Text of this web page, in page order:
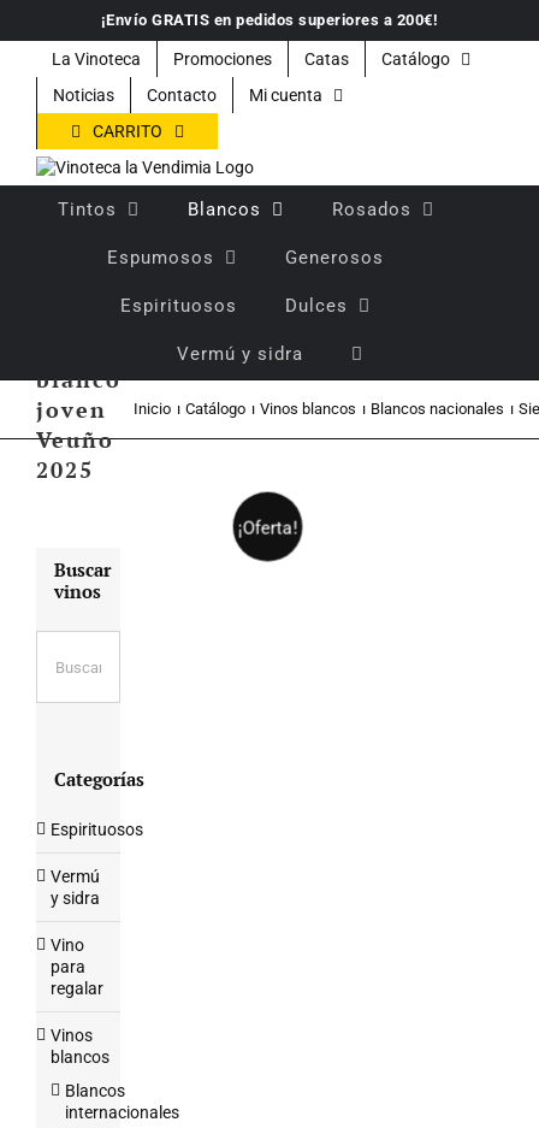
contenido
¡Envío GRATIS en pedidos superiores a 200€!
La Vinoteca Promociones Catas
Catálogo
Noticias
Contacto
Mi cuenta
CARRITO
Tintos Blancos Rosados
Espumosos Generosos
Espirituosos Dulces
Vermú y sidra
blanco
joven
Veuño
2025
Inicio Catálogo Vinos blancos Blancos nacionales
¡Oferta!
Buscar
vinos
Categorías
Espirituosos
Vermú
y sidra
Vino
para
regalar
Vinos
blancos
Blancos
internacionales